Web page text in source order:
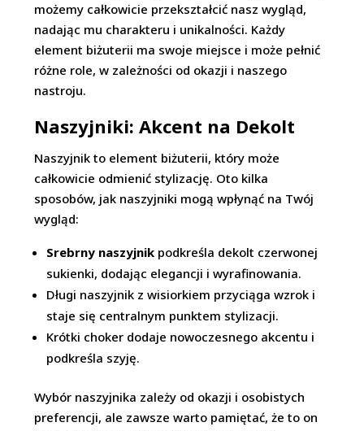
możemy całkowicie przekształcić nasz wygląd,
nadając mu charakteru i unikalności. Każdy
element biżuterii ma swoje miejsce i może pełnić
różne role, w zależności od okazji i naszego
nastroju.
Naszyjniki: Akcent na Dekolt
Naszyjnik to element biżuterii, który może
całkowicie odmienić stylizację. Oto kilka
sposobów, jak naszyjniki mogą wpłynąć na Twój
wygląd:
Srebrny naszyjnik podkreśla dekolt czerwonej
sukienki, dodając elegancji i wyrafinowania.
Długi naszyjnik z wisiorkiem przyciąga wzrok i
staje się centralnym punktem stylizacji.
Krótki choker dodaje nowoczesnego akcentu i
podkreśla szyję.
Wybór naszyjnika zależy od okazji i osobistych
preferencji, ale zawsze warto pamiętać, że to on